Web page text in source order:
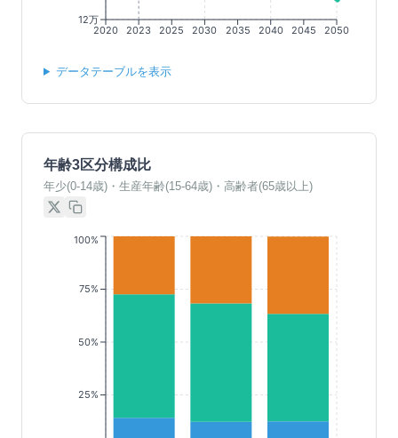
2020 2023 2025 2030 2035 2040 2045 2050
12万
データテーブルを表示
年齢3区分構成比
年少(0-14歳)・生産年齢(15-64歳)・高齢者(65歳以上)
25%
50%
75%
100%